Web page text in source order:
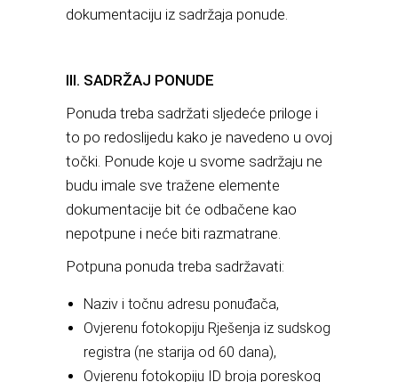
dokumentaciju iz sadržaja ponude.
III. SADRŽAJ PONUDE
Ponuda treba sadržati sljedeće priloge i
to po redoslijedu kako je navedeno u ovoj
točki. Ponude koje u svome sadržaju ne
budu imale sve tražene elemente
dokumentacije bit će odbačene kao
nepotpune i neće biti razmatrane.
Potpuna ponuda treba sadržavati:
Naziv i točnu adresu ponuđača,
Ovjerenu fotokopiju Rješenja iz sudskog
registra (ne starija od 60 dana),
Ovjerenu fotokopiju ID broja poreskog